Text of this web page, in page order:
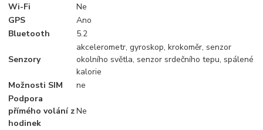
Wi-Fi
Ne
GPS
Ano
Bluetooth
5.2
Senzory
akcelerometr, gyroskop, krokoměr, senzor
okolního světla, senzor srdečního tepu, spálené
kalorie
Možnosti SIM
ne
Podpora
přímého volání z
hodinek
Ne